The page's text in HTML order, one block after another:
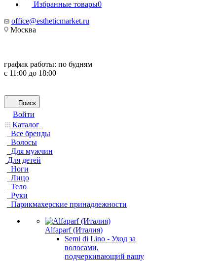
Избранные товары0
office@estheticmarket.ru
Москва
график работы: по будням
с 11:00 до 18:00
Поиск
Войти
Каталог
Все бренды
Волосы
Для мужчин
Для детей
Ноги
Лицо
Тело
Руки
Парикмахерские принадлежности
Alfaparf (Италия)
Semi di Lino - Уход за
волосами,
подчеркивающий вашу